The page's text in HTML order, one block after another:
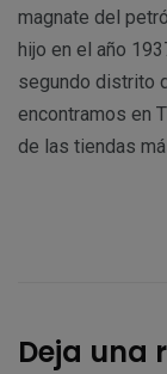
magnate del
hijo en el año
segundo distrito
encontramos en
de las tiendas
Deja una